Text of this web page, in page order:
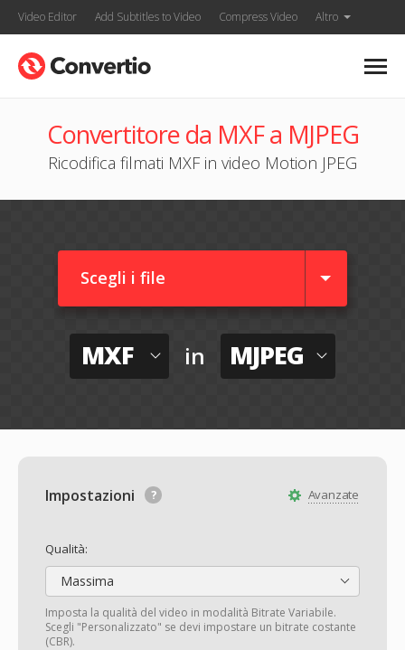
Video Editor Add Subtitles to Video Compress Video Altro
Convertitore da MXF a MJPEG
Ricodifica filmati MXF in video Motion JPEG
Scegli i file
MXF in MJPEG
Avanzate
Impostazioni
Qualità:
Massima
Imposta la qualità del video in modalità Bitrate Variabile.
Scegli "Personalizzato" se devi impostare un bitrate costante
(CBR).